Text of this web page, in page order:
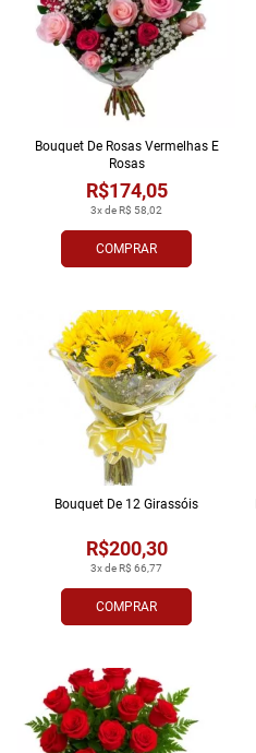
COMPRAR
3x de R$ 58,02
R$174,05
Bouquet De Rosas Vermelhas E
Rosas
COMPRAR
3x de R$ 66,77
R$200,30
Bouquet De 12 Girassóis